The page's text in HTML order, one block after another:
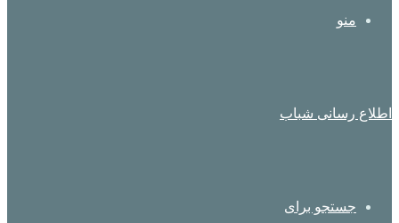
منو
اطلاع رسانی شباب
جستجو برای